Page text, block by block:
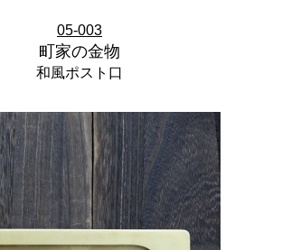
05-003
町家の金物
和風ポスト口